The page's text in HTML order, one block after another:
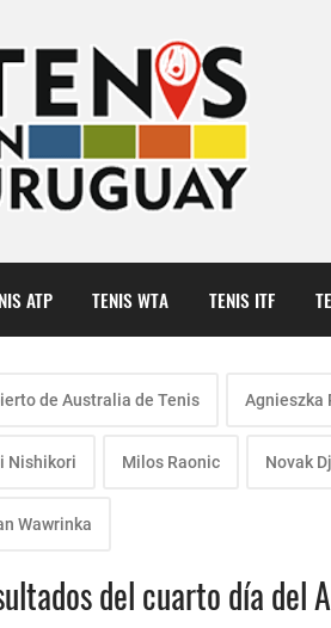
ATP TENIS WTA TENIS ITF
de Australia de Tenis Agnieszka
Nishikori Milos Raonic Novak
Wawrinka
del cuarto día del